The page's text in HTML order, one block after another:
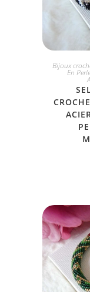
Bijoux
En